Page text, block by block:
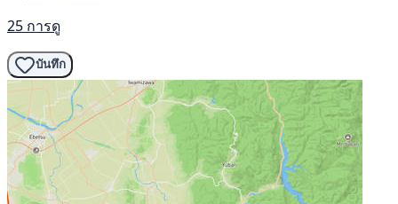
25 การดู
บันทึก